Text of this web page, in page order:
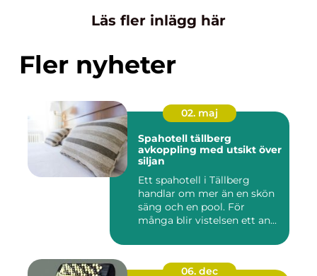
Läs fler inlägg här
Fler nyheter
02. maj
Spahotell tällberg
avkoppling med utsikt över
siljan
Ett spahotell i Tällberg
handlar om mer än en skön
säng och en pool. För
många blir vistelsen ett an...
06. dec